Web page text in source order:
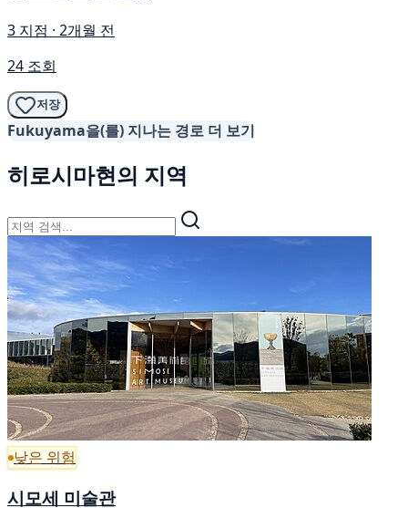
3 지점 · 2개월 전
24 조회
저장
Fukuyama을(를) 지나는 경로 더 보기
히로시마현의 지역
낮은 위험
시모세 미술관